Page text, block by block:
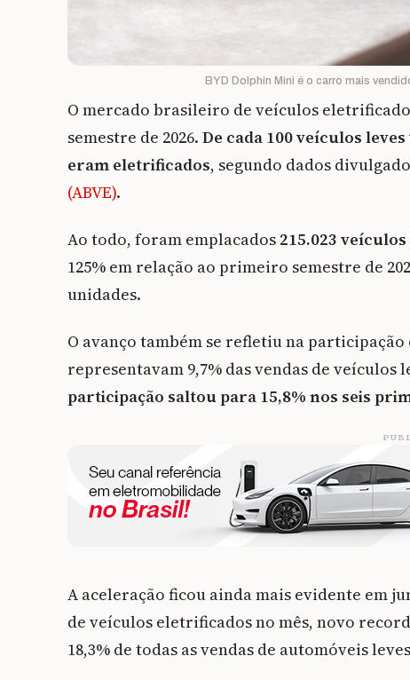
BYD Dolphin Mini é o carro mais
O mercado brasileiro de veículos
semestre de 2026. De cada 100 veículos
eram eletrificados, segundo dados
(ABVE).
Ao todo, foram emplacados 215.023
125% em relação ao primeiro semestre de
unidades.
O avanço também se refletiu na
representavam 9,7% das vendas de
participação saltou para 15,8% nos seis
A aceleração ficou ainda mais evidente em
de veículos eletrificados no mês, novo
18,3% de todas as vendas de automóveis